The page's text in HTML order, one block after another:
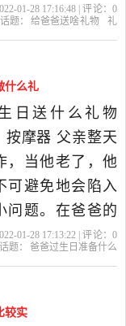
在朋友生日，或
的是非常的困
，既然不知道送
就用心一点吧。
01-28 17:16:48 | 评论： 0
话题： 给爸爸送啥礼物
礼
什么礼
日送什么礼物
按摩器 父亲整天
，当他老了，他
可避免地会陷入
问题。在爸爸的
，礼物送什么
健医生一样帮他
01-28 17:13:22 | 评论： 0
话题：
爸爸过生日准备什么
较实